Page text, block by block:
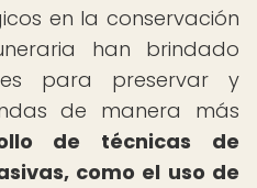
en la conservación
han brindado
para preservar y
de manera más
de técnicas de
como el uso de